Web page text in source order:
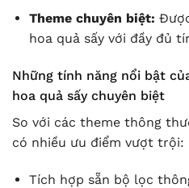
Theme chuyên biệt:
hoa quả sấy với đầy đủ
Những tính năng nổi bật
hoa quả sấy chuyên biệt
So với các theme thông
có nhiều ưu điểm vượt trội:
Tích hợp sẵn bộ lọc